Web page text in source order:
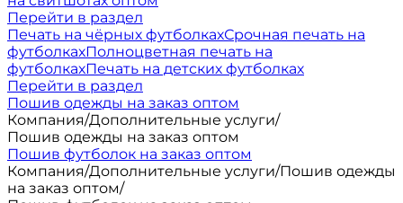
Перейти в раздел
Печать на чёрных футболкахСрочная печать на
футболкахПолноцветная печать на
футболкахПечать на детских футболках
Перейти в раздел
Пошив одежды на заказ оптом
Компания/Дополнительные услуги/
Пошив одежды на заказ оптом
Пошив футболок на заказ оптом
Компания/Дополнительные услуги/Пошив одежды
на заказ оптом/